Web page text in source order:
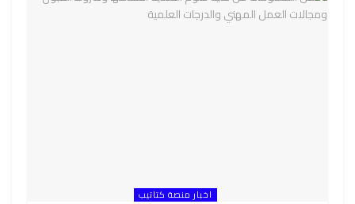
اخبار منصة كتاتيب